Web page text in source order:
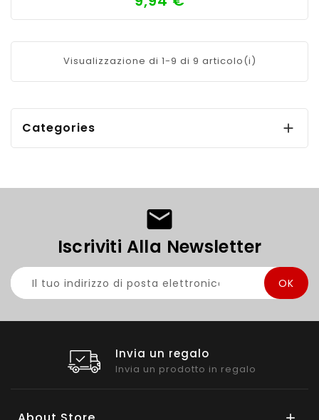
Visualizzazione di 1-9 di 9 articolo(i)
Categories 
Iscriviti Alla Newsletter
Invia un regalo
Invia un prodotto in regalo